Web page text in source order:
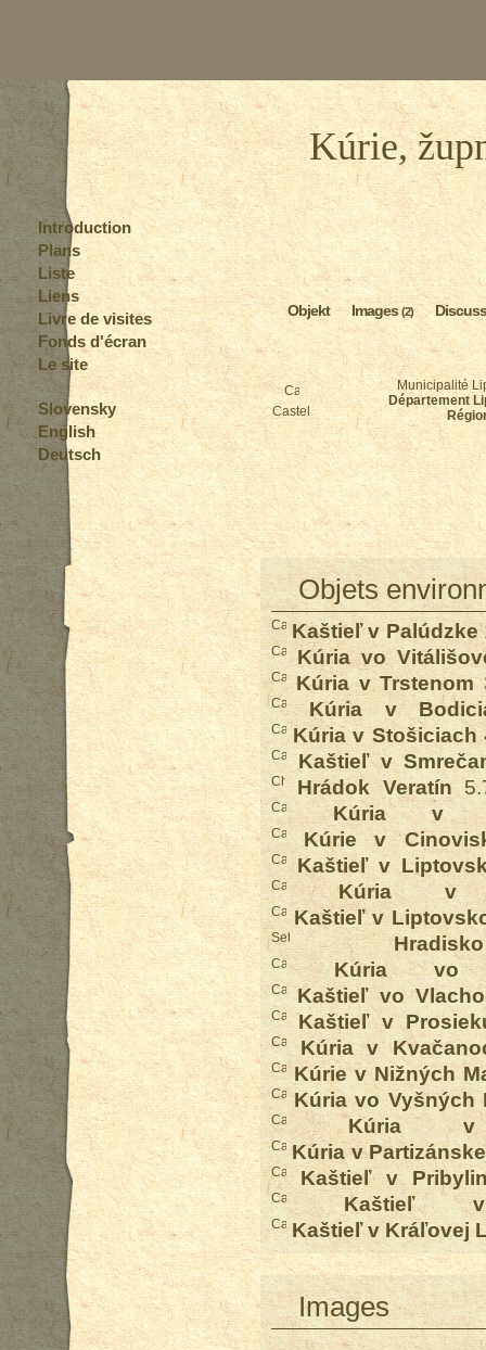
Kúrie,
Objekt Images (2)
Castel
Municipalité
Département
Objets
Kaštieľ v Palúdzke
Kúria vo
Kúria v Trstenom
Kúria v
Kúria v Stošiciach
Kaštieľ v
Hrádok Veratín
Kúria v
Kúrie v
Kaštieľ v
Kúria v
Kaštieľ v
Kúria vo
Kaštieľ vo
Kaštieľ v
Kúria v
Kúrie v Nižných
Kúria vo Vyšných
Kúria v
Kúria v
Kaštieľ v
Kaštieľ
Kaštieľ v Kráľovej
Images
Introduction
Plans
Liste
Liens
Livre de visites
Fonds d'écran
Le site
Slovensky
English
Deutsch